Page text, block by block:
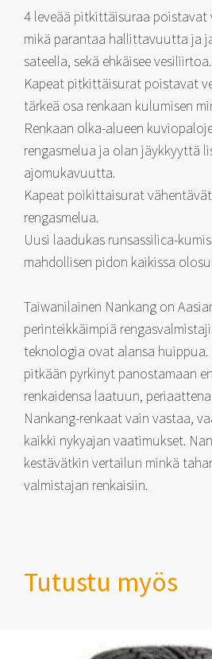
4 leveää pitkittäisuraa poistavat
mikä parantaa hallittavuutta ja
sateella, sekä ehkäisee vesiliirtoa.
Kapeat pitkittäisurat poistavat
tärkeä osa renkaan kulumisen
Renkaan olka-alueen
rengasmelua ja olan jäykkyyttä
ajomukavuutta.
Kapeat poikittaisurat
rengasmelua.
Uusi laadukas runsassilica-
mahdollisen pidon kaikissa
Taiwanilainen Nankang on
perinteikkäimpiä
teknologia ovat alansa
pitkään pyrkinyt panostamaan
renkaidensa laatuun,
Nankang-renkaat vain vastaa,
kaikki nykyajan vaatimukset.
kestävätkin vertailun minkä
valmistajan renkaisiin.
Tutustu myös